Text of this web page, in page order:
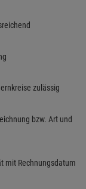
zulässig
bzw. Art und
mit Rechnungsdatum